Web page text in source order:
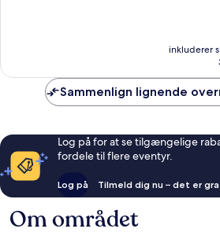
inkluderer
Sammenlign lignende
Log på for at se tilgængelige
fordele til flere eventyr.
Log på Tilmeld dig nu – det er
Om området